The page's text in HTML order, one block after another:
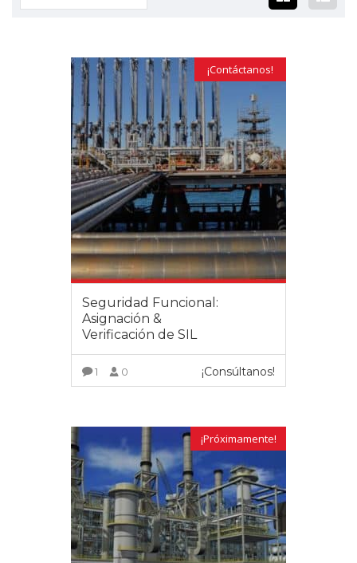
¡Contáctanos!
Seguridad Funcional:
Asignación &
Verificación de SIL
1 0 ¡Consúltanos!
¡Próximamente!